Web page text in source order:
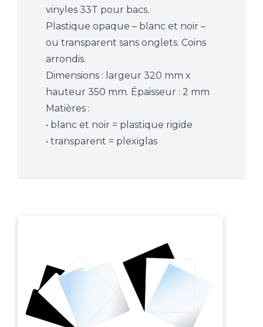
vinyles 33T pour bacs.
Plastique opaque – blanc et noir –
ou transparent sans onglets. Coins
arrondis.
Dimensions : largeur 320 mm x
hauteur 350 mm. Épaisseur : 2 mm
Matières :
• blanc et noir = plastique rigide
• transparent = plexiglas